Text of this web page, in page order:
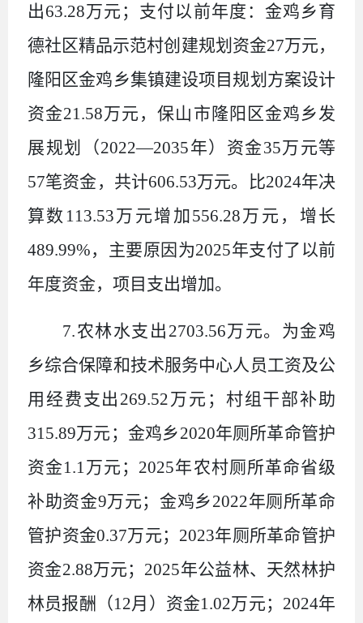
出63.28万元；支付以前年度：金鸡乡育
德社区精品示范村创建规划资金27万元，
隆阳区金鸡乡集镇建设项目规划方案设计
资金21.58万元，保山市隆阳区金鸡乡发
展规划（2022—2035年）资金35万元等
57笔资金，共计606.53万元。比2024年决
算数 113.53万元增加556.28万元，增长
489.99%，主要原因为2025年支付了以前
年度资金，项目支出增加。
7.农林水支出 2703.56万元。为金鸡
乡综合保障和技术服务中心人员工资及公
用经费支出 269.52万元；村组干部补助
315.89万元；金鸡乡2020年厕所革命管护
资金1.1 万元； 2025年农村厕所革命省级
补助资金9万元；金鸡乡2022年厕所革命
管护资金0.37万元； 2023年厕所革命管护
资金2.88万元； 2025年公益林、天然林护
林员报酬（12月）资金1.02万元； 2024年